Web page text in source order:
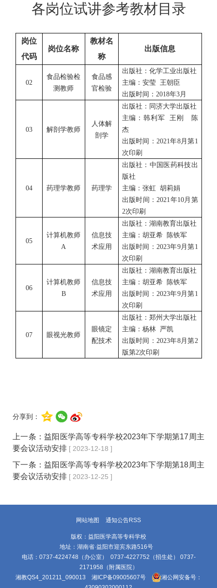
各岗位试讲参考教材目录
岗位
代码
岗位名称
教材名
称
出版信息
02
食品检验检
测教师
食品感
官检验
出版社：化学工业出版社
主编：安莹
王朝臣
出版时间： 2018年3月
03 解剖学教师
人体解
剖学
出版社：同济大学出版社
主编：韩利军
王刚
陈
杰
出版时间： 2021年8月第1
次印刷
04 药理学教师 药理学
出版社：中国医药科技出
版社
主编：张虹 胡莉娟
出版时间： 2021年10月第
2次印刷
05
计算机教师
A
信息技
术应用
出版社：湖南教育出版社
主编：胡亚希
陈铁军
出版时间： 2023年9月第1
次印刷
06
计算机教师
B
信息技
术应用
出版社：湖南教育出版社
主编：胡亚希
陈铁军
出版时间： 2023年9月第1
次印刷
07 眼视光教师
眼镜定
配技术
出版社：郑州大学出版社
主编：杨林
严凯
出版时间： 2023年8月第2
版第2次印刷
分享到：
上一条：益阳医学高等专科学校2023年下学期第17周主
要会议活动安排 [ 2023-12-18 ]
下一条：益阳医学高等专科学校2023年下学期第18周主
要会议活动安排 [ 2023-12-25 ]
网站地图 通知公告RSS
版权：益阳医学高等专科学校
地址：湖南省·益阳市迎宾东路516号
电话：0737-4224748（办公室） 0737-4227752（招生处） 0737-
2171958（附属医院）
湘教QS4_201211_090013 湘ICP备09005607号
湘公网安备号：